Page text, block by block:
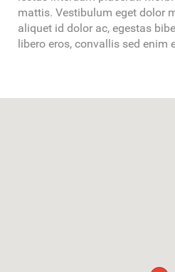
mattis. Vestibulum eget dolor
aliquet id dolor ac, egestas
libero eros, convallis sed enim